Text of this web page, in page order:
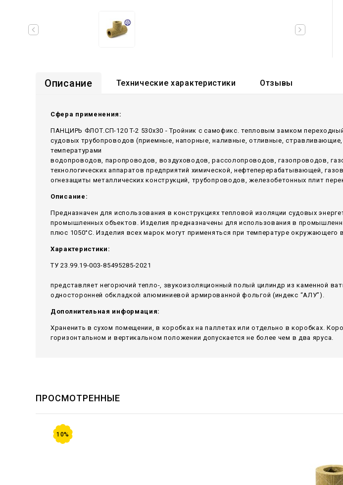
Описание Технические характеристики Отзывы
Сфера применения:
ПАНЦИРЬ ФЛОТ.СП-120 T-2 530x30 - Тройник c самофикс. тепловым замком
судовых трубопроводов (приемные, напорные, наливные, отливные,
температурами
водопроводов, паропроводов, воздуховодов, рассолопроводов, газопроводов,
технологических аппаратов предприятий химической, нефтеперерабатывающей,
огнезащиты металлических конструкций, трубопроводов, железобетонных плит
Описание:
Предназначен для использования в конструкциях тепловой изоляции судовых
промышленных объектов. Изделия предназначены для использования в
плюс 1050°С. Изделия всех марок могут применяться при температуре окружающего
Характеристики:
ТУ 23.99.19-003-85495285-2021
представляет негорючий тепло-, звукоизоляционный полый цилиндр из каменной
односторонней обкладкой алюминиевой армированной фольгой (индекс “АЛУ”).
Дополнительная информация:
Храненить в сухом помещении, в коробках на паллетах или отдельно в коробках.
горизонтальном и вертикальном положении допускается не более чем в два яруса.
ПРОСМОТРЕННЫЕ
10%